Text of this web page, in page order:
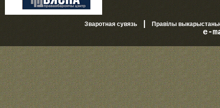
Зваротная сувязь|Правілы
e-